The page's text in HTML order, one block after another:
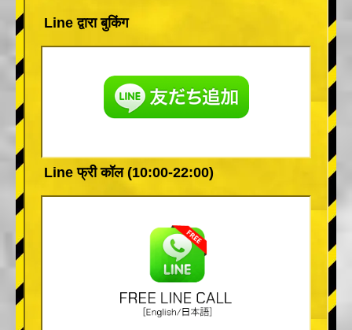
Line द्वारा बुकिंग
Line फ्री कॉल (10:00-22:00)